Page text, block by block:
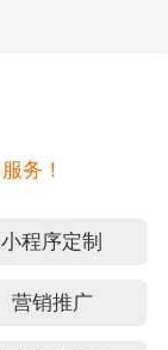
务！
小程序定制
营销推广